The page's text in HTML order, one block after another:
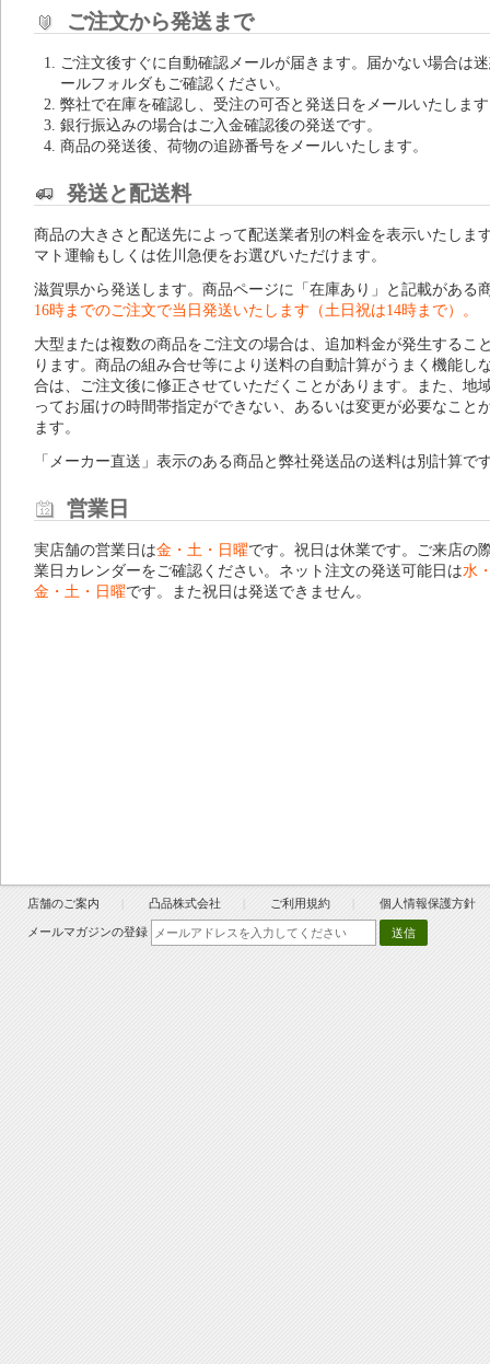
ご注文から発送まで
ご注文後すぐに自動確認メールが届きます。届かない場合は
ールフォルダもご確認ください。
弊社で在庫を確認し、受注の可否と発送日をメールいたしま
銀行振込みの場合はご入金確認後の発送です。
商品の発送後、荷物の追跡番号をメールいたします。
発送と配送料
商品の大きさと配送先によって配送業者別の料金を表示いたしま
マト運輸もしくは佐川急便をお選びいただけます。
滋賀県から発送します。商品ページに「在庫あり」と記載がある
16時までのご注文で当日発送いたします（土日祝は14時まで）。
大型または複数の商品をご注文の場合は、追加料金が発生するこ
ります。商品の組み合せ等により送料の自動計算がうまく機能し
合は、ご注文後に修正させていただくことがあります。また、地
ってお届けの時間帯指定ができない、あるいは変更が必要なこと
ます。
「メーカー直送」表示のある商品と弊社発送品の送料は別計算で
営業日
実店舗の営業日は金・土・日曜です。祝日は休業です。ご来店の
業日カレンダーをご確認ください。ネット注文の発送可能日は水
金・土・日曜です。また祝日は発送できません。
店舗のご案内 凸品株式会社 ご利用規約 個人情報保護方針
メールマガジンの登録 送信